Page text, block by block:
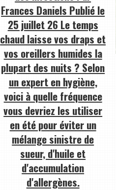
Frances Daniels Publié le
25 juillet 26 Le temps
chaud laisse vos draps et
vos oreillers humides la
plupart des nuits ? Selon
un expert en hygiène,
voici à quelle fréquence
vous devriez les utiliser
en été pour éviter un
mélange sinistre de
sueur, d'huile et
d'accumulation
d'allergènes.